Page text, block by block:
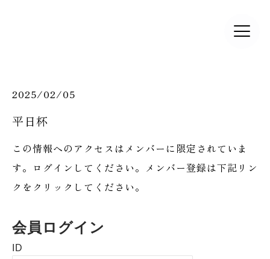
2025/02/05
平日杯
この情報へのアクセスはメンバーに限定されていま
す。ログインしてください。メンバー登録は下記リン
クをクリックしてください。
会員ログイン
ID